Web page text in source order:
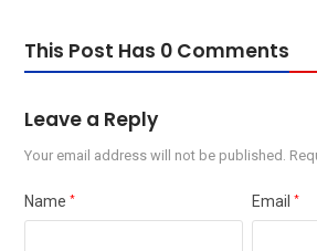
This Post Has 0 Comments
Leave a Reply
Your email address will not be published.
Name* Email*